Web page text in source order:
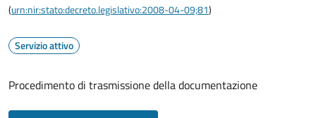
(urn:nir:stato:decreto.legislativo:2008-04-09;81)
Servizio attivo
Procedimento di trasmissione della documentazione